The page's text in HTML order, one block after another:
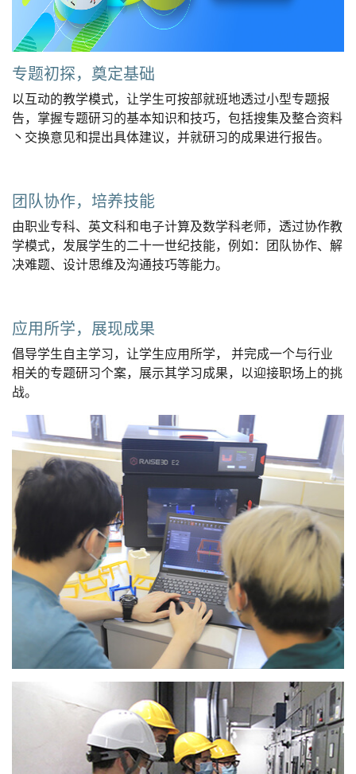
专题初探，奠定基础
以互动的教学模式，让学生可按部就班地透过小型专题报
告，掌握专题研习的基本知识和技巧，包括搜集及整合资料
丶交换意见和提出具体建议，并就研习的成果进行报告。
团队协作，培养技能
由职业专科、英文科和电子计算及数学科老师，透过协作教
学模式，发展学生的二十一世纪技能，例如：团队协作、解
决难题、设计思维及沟通技巧等能力。
应用所学，展现成果
倡导学生自主学习，让学生应用所学， 并完成一个与行业
相关的专题研习个案，展示其学习成果，以迎接职场上的挑
战。